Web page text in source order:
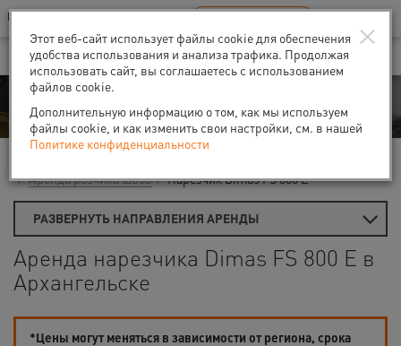
Ваш город:Архангельск
В Вашем регионе нет наших офисов RU EN
Аренда
Аренда резчика швов
Нарезчик Dimas FS 800 E
РАЗВЕРНУТЬ НАПРАВЛЕНИЯ АРЕНДЫ
Аренда нарезчика Dimas FS 800 E в
Архангельске
*Цены могут меняться в зависимости от региона, срока
×
Этот веб-сайт использует файлы cookie для обеспечения
удобства использования и анализа трафика. Продолжая
использовать сайт, вы соглашаетесь с использованием
файлов cookie.
Дополнительную информацию о том, как мы используем
файлы cookie, и как изменить свои настройки, см. в нашей
Политике конфиденциальности